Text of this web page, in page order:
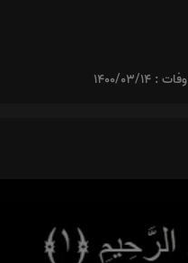
وفات : 1400/03/14